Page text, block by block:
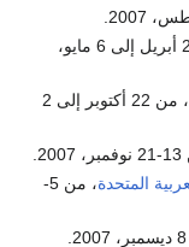
، من 27 أبريل إلى 6 مايو،
، من 22 أكتوبر إلى 2
المتحدة
، من 5-